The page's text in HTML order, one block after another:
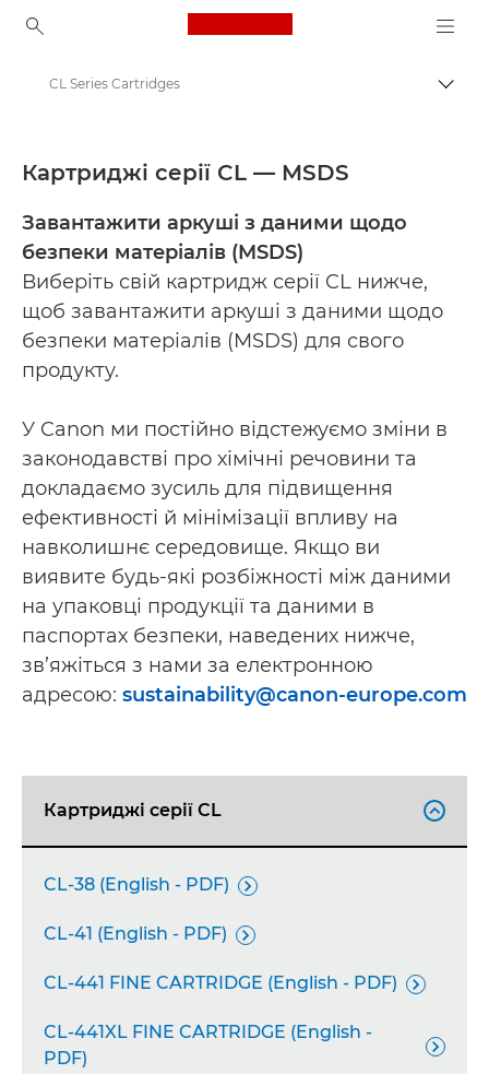
Canon Logo, back to
Material safety data sheets
CL Series Cartridges
Картриджі серії CL — MSDS
Завантажити аркуші з даними щодо
безпеки матеріалів (MSDS)
Виберіть свій картридж серії CL нижче,
щоб завантажити аркуші з даними щодо
безпеки матеріалів (MSDS) для свого
продукту.
У Canon ми постійно відстежуємо зміни в
законодавстві про хімічні речовини та
докладаємо зусиль для підвищення
ефективності й мінімізації впливу на
навколишнє середовище. Якщо ви
виявите будь-які розбіжності між даними
на упаковці продукції та даними в
паспортах безпеки, наведених нижче,
зв’яжіться з нами за електронною
адресою: sustainability@canon-europe.com
Картриджі серії CL 
CL-38 (English - PDF) 
CL-41 (English - PDF) 
CL-441 FINE CARTRIDGE (English - PDF) 
CL-441XL FINE CARTRIDGE (English -
PDF)
